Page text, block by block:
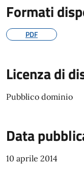
Formati
PDF
Licenza di
Pubblico dominio
Data
10 aprile 2014